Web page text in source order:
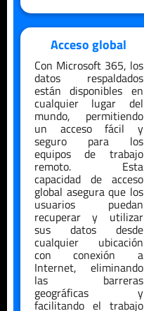
Acceso global
Con Microsoft 365, los
datos respaldados
están disponibles en
cualquier lugar del
mundo, permitiendo
un acceso fácil y
seguro para los
equipos de trabajo
remoto. Esta
capacidad de acceso
global asegura que los
usuarios puedan
recuperar y utilizar
sus datos desde
cualquier ubicación
con conexión a
Internet, eliminando
las barreras
geográficas y
facilitando el trabajo